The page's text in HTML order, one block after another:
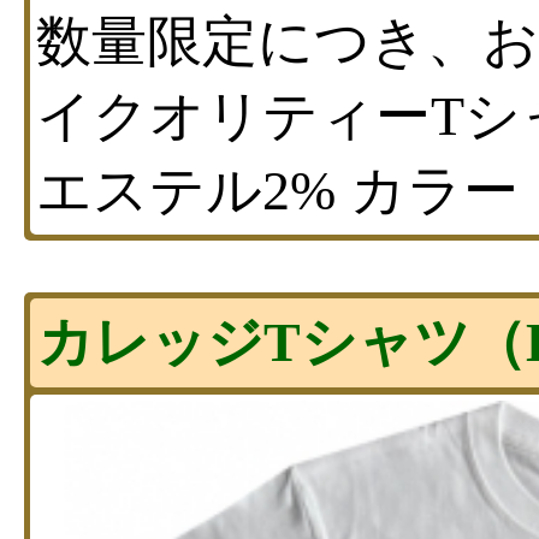
数量限定につき、
イクオリティーT
エステル2% カラ
カレッジTシャツ